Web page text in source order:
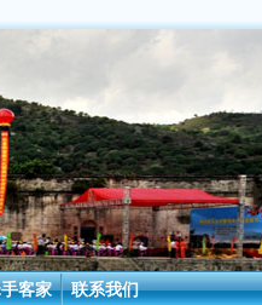
客家 联系我们